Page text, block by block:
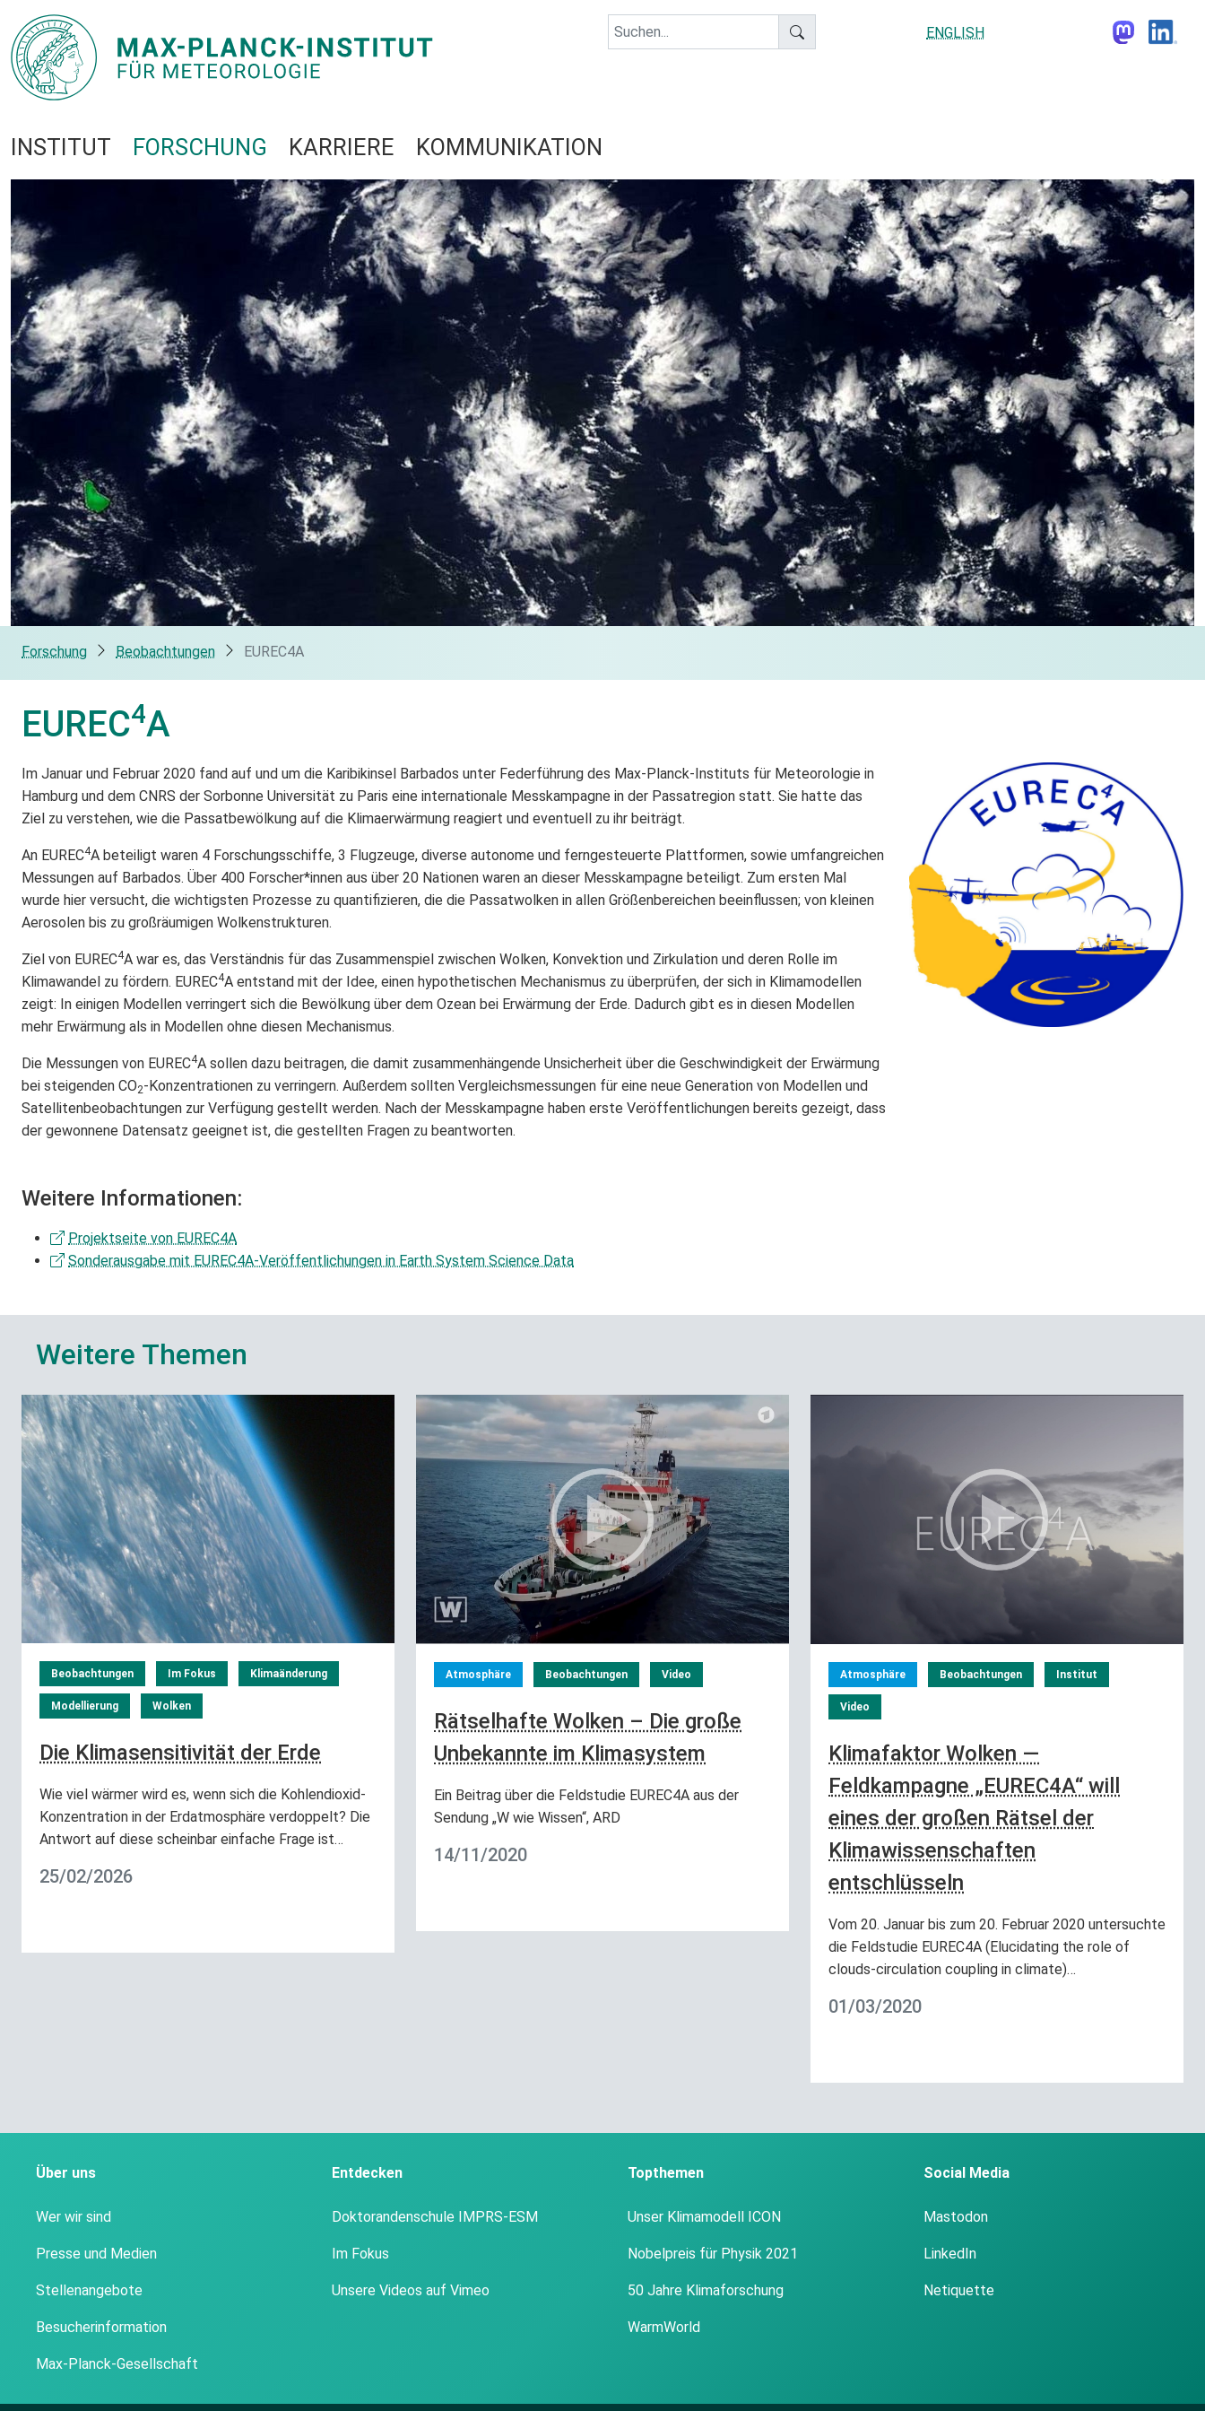
ENGLISH
INSTITUT FORSCHUNG KARRIERE KOMMUNIKATION
Forschung Beobachtungen EUREC4A
EUREC4A
Im Januar und Februar 2020 fand auf und um die Karibikinsel Barbados unter Federführung des Max-Planck-Instituts für Meteorologie in
Hamburg und dem CNRS der Sorbonne Universität zu Paris eine internationale Messkampagne in der Passatregion statt. Sie hatte das
Ziel zu verstehen, wie die Passatbewölkung auf die Klimaerwärmung reagiert und eventuell zu ihr beiträgt.
An EUREC4A beteiligt waren 4 Forschungsschiffe, 3 Flugzeuge, diverse autonome und ferngesteuerte Plattformen, sowie umfangreichen
Messungen auf Barbados. Über 400 Forscher*innen aus über 20 Nationen waren an dieser Messkampagne beteiligt. Zum ersten Mal
wurde hier versucht, die wichtigsten Prozesse zu quantifizieren, die die Passatwolken in allen Größenbereichen beeinflussen; von kleinen
Aerosolen bis zu großräumigen Wolkenstrukturen.
Ziel von EUREC4A war es, das Verständnis für das Zusammenspiel zwischen Wolken, Konvektion und Zirkulation und deren Rolle im
Klimawandel zu fördern. EUREC4A entstand mit der Idee, einen hypothetischen Mechanismus zu überprüfen, der sich in Klimamodellen
zeigt: In einigen Modellen verringert sich die Bewölkung über dem Ozean bei Erwärmung der Erde. Dadurch gibt es in diesen Modellen
mehr Erwärmung als in Modellen ohne diesen Mechanismus.
Die Messungen von EUREC4A sollen dazu beitragen, die damit zusammenhängende Unsicherheit über die Geschwindigkeit der Erwärmung
bei steigenden CO2-Konzentrationen zu verringern. Außerdem sollten Vergleichsmessungen für eine neue Generation von Modellen und
Satellitenbeobachtungen zur Verfügung gestellt werden. Nach der Messkampagne haben erste Veröffentlichungen bereits gezeigt, dass
der gewonnene Datensatz geeignet ist, die gestellten Fragen zu beantworten.
Weitere Informationen:
Projektseite von EUREC4A
Sonderausgabe mit EUREC4A-Veröffentlichungen in Earth System Science Data
Weitere Themen
Beobachtungen Im Fokus Klimaänderung
Modellierung Wolken
Die Klimasensitivität der Erde
Wie viel wärmer wird es, wenn sich die Kohlendioxid-
Konzentration in der Erdatmosphäre verdoppelt? Die
Antwort auf diese scheinbar einfache Frage ist…
25/02/2026
Atmosphäre Beobachtungen Video
Rätselhafte Wolken – Die große
Unbekannte im Klimasystem
Ein Beitrag über die Feldstudie EUREC4A aus der
Sendung „W wie Wissen“, ARD
14/11/2020
Atmosphäre Beobachtungen Institut
Video
Klimafaktor Wolken —
Feldkampagne „EUREC4A“ will
eines der großen Rätsel der
Klimawissenschaften
entschlüsseln
Vom 20. Januar bis zum 20. Februar 2020 untersuchte
die Feldstudie EUREC4A (Elucidating the role of
clouds-circulation coupling in climate)…
01/03/2020
Über uns
Wer wir sind
Presse und Medien
Stellenangebote
Besucherinformation
Max-Planck-Gesellschaft
Entdecken
Doktorandenschule IMPRS-ESM
Im Fokus
Unsere Videos auf Vimeo
Topthemen
Unser Klimamodell ICON
Nobelpreis für Physik 2021
50 Jahre Klimaforschung
WarmWorld
Social Media
Mastodon
LinkedIn
Netiquette